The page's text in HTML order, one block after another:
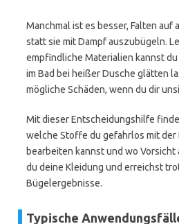
Manchmal ist es besser, Falten auf
statt sie mit Dampf auszubügeln.
empfindliche Materialien kannst
im Bad bei heißer Dusche glätten
mögliche Schäden, wenn du dir
Mit dieser Entscheidungshilfe
welche Stoffe du gefahrlos mit
bearbeiten kannst und wo
du deine Kleidung und erreichst
Bügelergebnisse.
Typische